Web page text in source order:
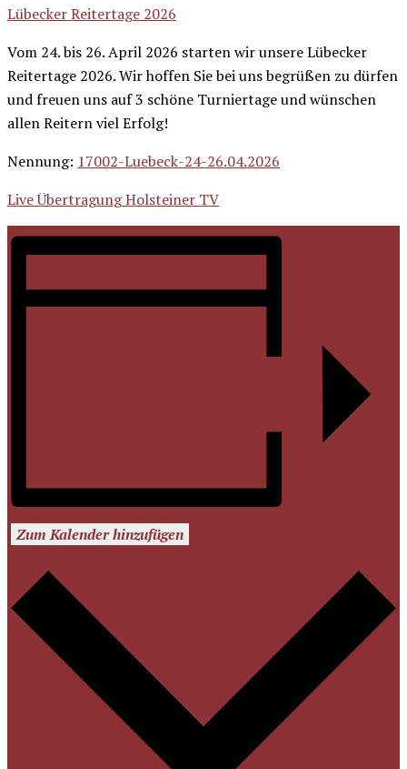
Lübecker Reitertage 2026
Vom 24. bis 26. April 2026 starten wir unsere Lübecker
Reitertage 2026. Wir hoffen Sie bei uns begrüßen zu dürfen
und freuen uns auf 3 schöne Turniertage und wünschen
allen Reitern viel Erfolg!
Nennung: 17002-Luebeck-24-26.04.2026
Live Übertragung Holsteiner TV
Zum Kalender hinzufügen